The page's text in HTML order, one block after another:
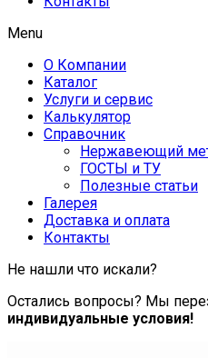
Menu
О Компании
Каталог
Услуги и сервис
Калькулятор
Справочник
Нержавеющий
ГОСТЫ и ТУ
Полезные статьи
Галерея
Доставка и оплата
Контакты
Не нашли что искали?
Остались вопросы? Мы
индивидуальные условия!